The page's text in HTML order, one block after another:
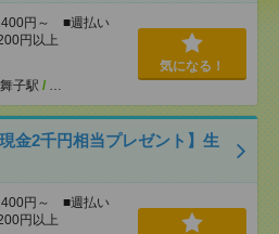
円～ ■週払い
円以上
舞子駅 / …
気になる！
金2千円相当プレゼント】生
円～ ■週払い
円以上